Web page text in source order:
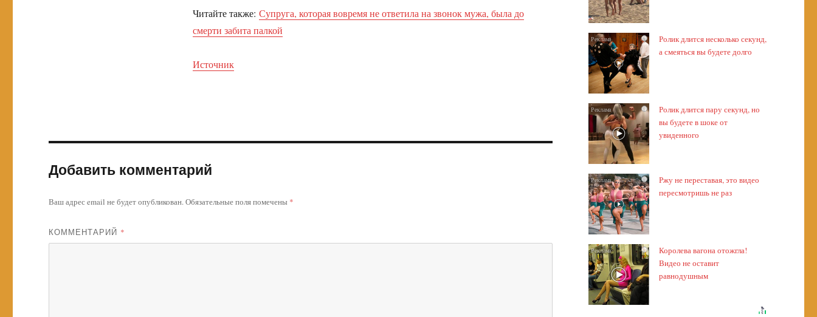
Читайте также: Супруга, которая вовремя не ответила на звонок мужа, была до
смерти забита палкой
Источник
Добавить комментарий
Ваш адрес email не будет опубликован.Обязательные поля помечены *
КОММЕНТАРИЙ *
i
Ролик длится несколько секунд,
а смеяться вы будете долго
i
Ролик длится пару секунд, но
вы будете в шоке от
увиденного
i
Ржу не переставая, это видео
пересмотришь не раз
i
Королева вагона отожгла!
Видео не оставит
равнодушным